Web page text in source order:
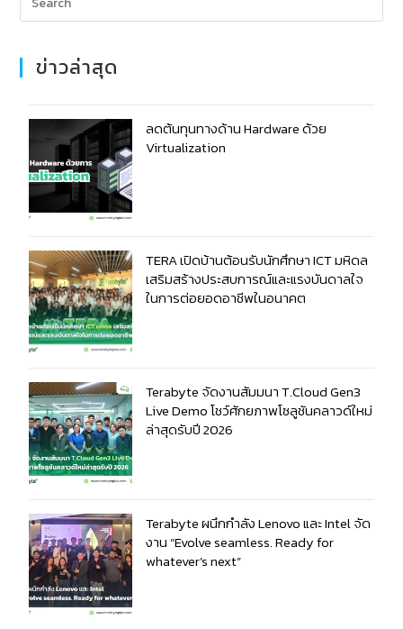
ข่าวล่าสุด
ลดต้นทุนทางด้าน Hardware ด้วย
Virtualization
TERA เปิดบ้านต้อนรับนักศึกษา ICT มหิดล
เสริมสร้างประสบการณ์และแรงบันดาลใจ
ในการต่อยอดอาชีพในอนาคต
Terabyte จัดงานสัมมนา T.Cloud Gen3
Live Demo โชว์ศักยภาพโซลูชันคลาวด์ใหม่
ล่าสุดรับปี 2026
Terabyte ผนึกกำลัง Lenovo และ Intel จัด
งาน “Evolve seamless. Ready for
whatever’s next”